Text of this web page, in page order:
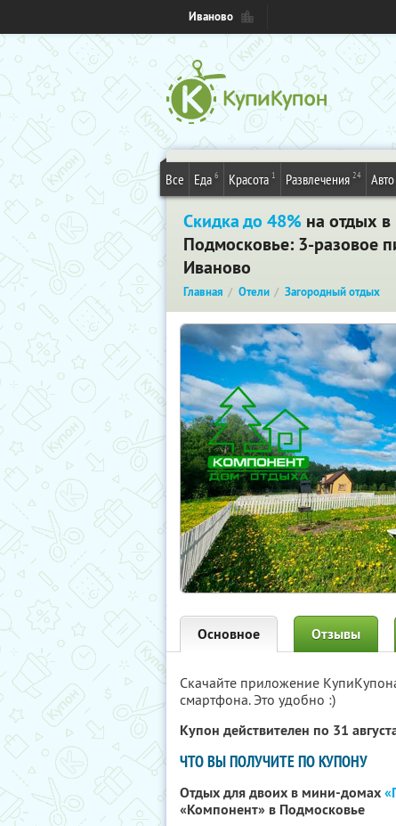
Иваново
Все Еда 6 Красота 1 Развлечения 24 Авто
Скидка до 48% на отдых
Подмосковье: 3-разовое
Иваново
Главная Отели Загородный отдых
Основное Отзывы
Скачайте приложение
смартфона. Это удобно :)
Купон действителен по 31
ЧТО ВЫ ПОЛУЧИТЕ ПО КУПОНУ
Отдых для двоих в мини-домах
«Компонент» в Подмосковье